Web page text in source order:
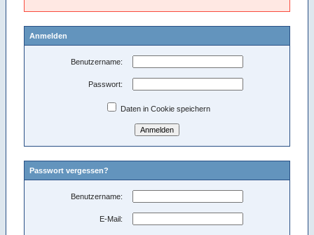
Anmelden
Benutzername:
Passwort:
Daten in Cookie speichern
Passwort vergessen?
Benutzername:
E-Mail: